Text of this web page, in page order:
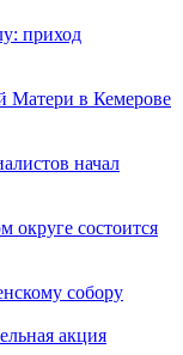
приход
Матери в Кемерове
начал
округе состоится
собору
акция